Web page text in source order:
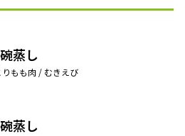
蒸し
もも肉 / むきえび
蒸し